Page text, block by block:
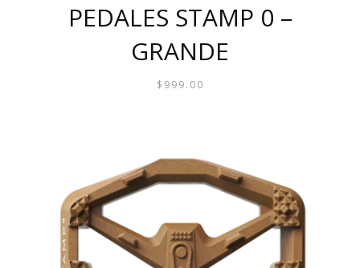
PEDALES STAMP 0 –
GRANDE
$ 999.00
TIENE
MÚLTIPLES
VARIANTES.
LAS
OPCIONES